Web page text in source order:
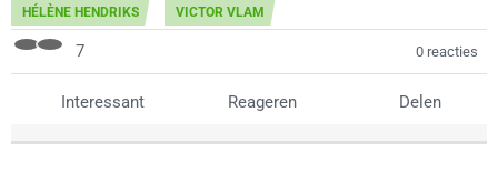
HÉLÈNE HENDRIKS VICTOR VLAM
7 0 reacties
Interessant Reageren Delen